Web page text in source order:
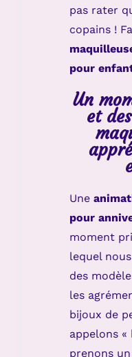
pas rater
copains !
pour
Un
et
Une
pour
moment
lequel
des
les
bijoux de
appelons «
prenons